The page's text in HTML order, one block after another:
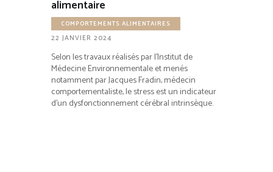
alimentaire
COMPORTEMENTS ALIMENTAIRES
22 JANVIER 2024
Selon les travaux réalisés par l’Institut de
Médecine Environnementale et menés
notamment par Jacques Fradin, médecin
comportementaliste, le stress est un indicateur
d’un dysfonctionnement cérébral intrinsèque.